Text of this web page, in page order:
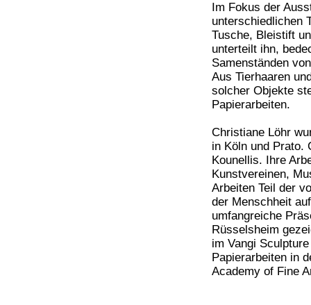
Im Fokus der
unterschiedlichen
Tusche, Bleistift
unterteilt ihn,
Samenständen
Aus Tierhaaren
solcher Objekte
Papierarbeiten.
Christiane Löhr
in Köln und Prato.
Kounellis. Ihre
Kunstvereinen,
Arbeiten Teil der
der Menschheit
umfangreiche
Rüsselsheim
im Vangi
Papierarbeiten in
Academy of Fine